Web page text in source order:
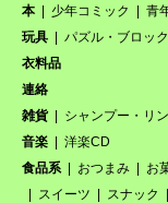
本
少年コミック
青
玩具
パズル・ブロック
衣料品
連絡
雑貨
シャンプー・リ
音楽
洋楽CD
食品系
おつまみ お
スイーツ
スナック